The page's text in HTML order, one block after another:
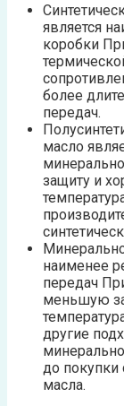
является
коробки
более
передач.
масло
защиту и
наименее
передач
меньшую
другие
до покупки
масла.